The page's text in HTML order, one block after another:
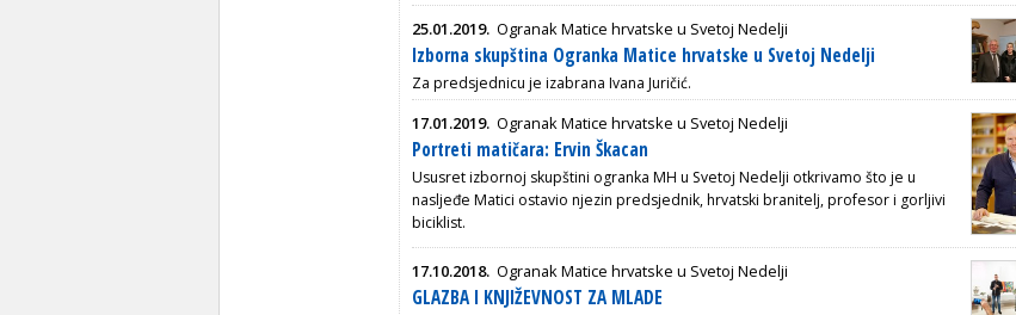
25.01.2019. Ogranak Matice hrvatske u Svetoj Nedelji
Izborna skupština Ogranka Matice hrvatske u Svetoj Nedelji
Za predsjednicu je izabrana Ivana Juričić.
17.01.2019. Ogranak Matice hrvatske u Svetoj Nedelji
Portreti matičara: Ervin Škacan
Ususret izbornoj skupštini ogranka MH u Svetoj Nedelji otkrivamo što je u
nasljeđe Matici ostavio njezin predsjednik, hrvatski branitelj, profesor i gorljivi
biciklist.
17.10.2018. Ogranak Matice hrvatske u Svetoj Nedelji
GLAZBA I KNJIŽEVNOST ZA MLADE